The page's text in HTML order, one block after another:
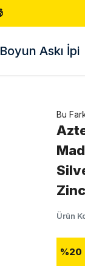
Boyun Askı İpi
Bu
Ürün
%20